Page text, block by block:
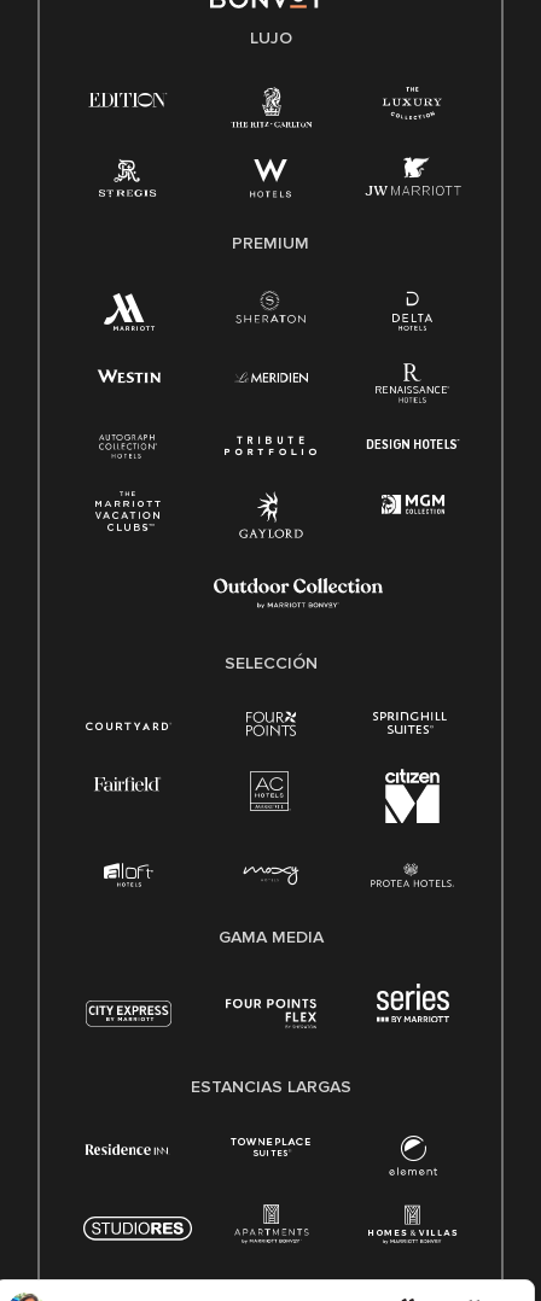
Ley de licencia familiar y médica (FMLA)
LUJO
PREMIUM
SELECCIÓN
GAMA MEDIA
ESTANCIAS LARGAS